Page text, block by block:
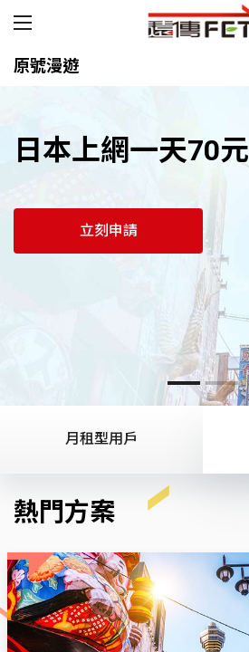
原號漫遊
日本上網一天70元
立刻申請
月租型用戶
熱門方案